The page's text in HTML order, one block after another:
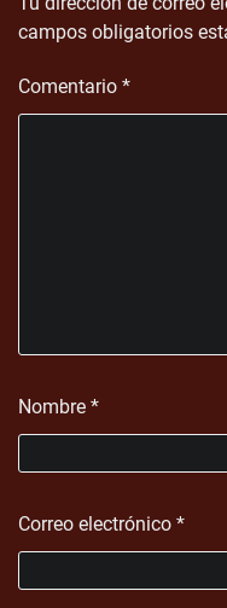
campos obligatorios
Comentario *
Nombre *
Correo electrónico *